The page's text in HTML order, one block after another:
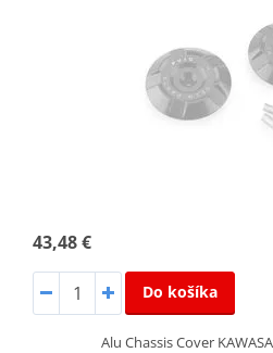
43,48 €
Do košíka
Alu Chassis Cover